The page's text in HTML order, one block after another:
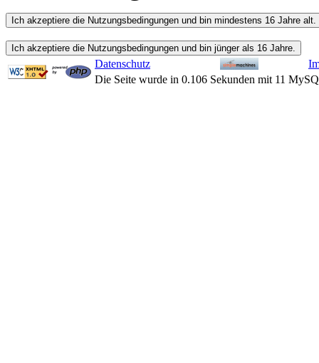
Datenschutz
Die Seite wurde in 0.106 Sekunden mit 11